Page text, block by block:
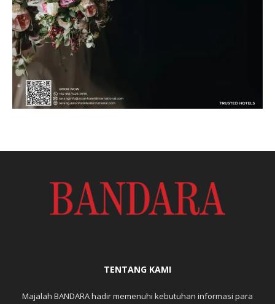
TENTANG KAMI
Majalah BANDARA hadir memenuhi kebutuhan informasi para